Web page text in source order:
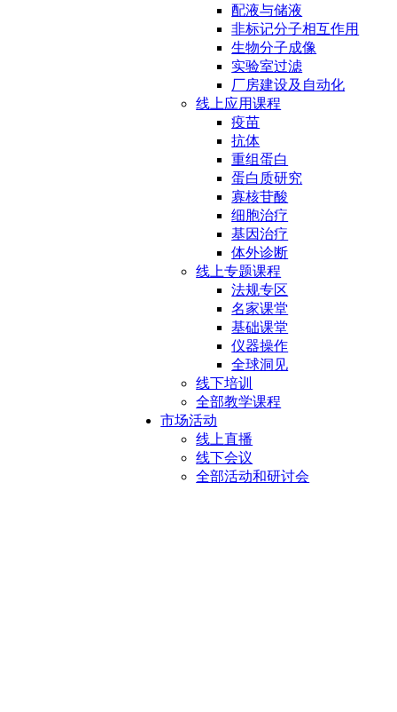
配液与储液
非标记分子相互作用
生物分子成像
实验室过滤
厂房建设及自动化
线上应用课程
疫苗
抗体
重组蛋白
蛋白质研究
寡核苷酸
细胞治疗
基因治疗
体外诊断
线上专题课程
法规专区
名家课堂
基础课堂
仪器操作
全球洞见
线下培训
全部教学课程
市场活动
线上直播
线下会议
全部活动和研讨会